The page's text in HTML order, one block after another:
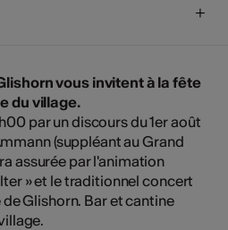
vous invitent à la fête
du village.
par un discours du 1er août
(suppléant au Grand
assurée par l'animation
» et le traditionnel concert
Glishorn. Bar et cantine